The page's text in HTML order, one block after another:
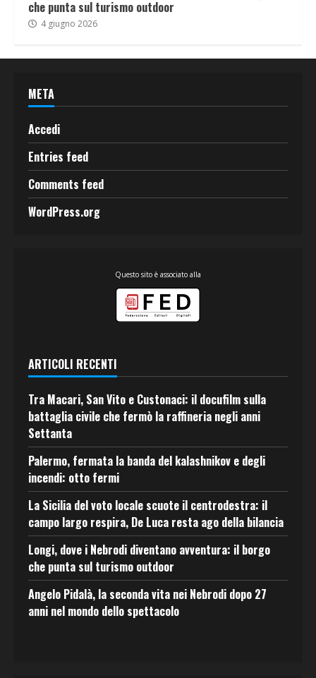
che punta sul turismo outdoor
4 giugno 2026
META
Accedi
Entries feed
Comments feed
WordPress.org
Questo sito è associato alla
ARTICOLI RECENTI
Tra Macari, San Vito e Custonaci: il docufilm sulla
battaglia civile che fermò la raffineria negli anni
Settanta
Palermo, fermata la banda del kalashnikov e degli
incendi: otto fermi
La Sicilia del voto locale scuote il centrodestra: il
campo largo respira, De Luca resta ago della bilancia
Longi, dove i Nebrodi diventano avventura: il borgo
che punta sul turismo outdoor
Angelo Pidalà, la seconda vita nei Nebrodi dopo 27
anni nel mondo dello spettacolo